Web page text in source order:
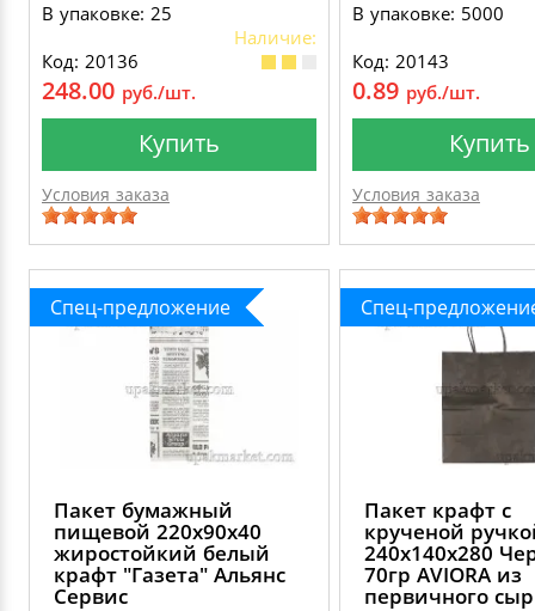
В упаковке: 25
Наличие:
Код: 20136
248.00 руб./шт.
Купить
Условия заказа
В упаковке: 5000
Код: 20143
0.89 руб./шт.
Купить
Условия заказа
Спец-предложение
Пакет бумажный
пищевой 220х90х40
жиростойкий белый
крафт "Газета" Альянс
Сервис
Спец-
Пакет крафт с
крученой
240х140х280
70гр AVIORA из
первичного